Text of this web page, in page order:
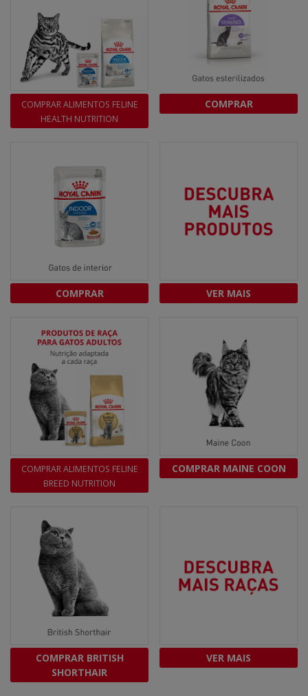
COMPRAR ALIMENTOS FELINE
HEALTH NUTRITION
COMPRAR
COMPRAR VER MAIS
COMPRAR ALIMENTOS FELINE
BREED NUTRITION
COMPRAR MAINE COON
COMPRAR BRITISH
SHORTHAIR
VER MAIS